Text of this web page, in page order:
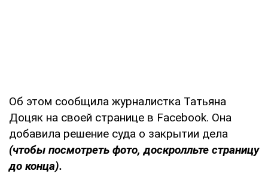
Об этом сообщила журналистка Татьяна
Доцяк на своей странице в Facebook. Она
добавила решение суда о закрытии дела
(чтобы посмотреть фото, доскролльте страницу
до конца).